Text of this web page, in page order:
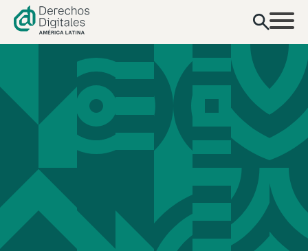
contenido